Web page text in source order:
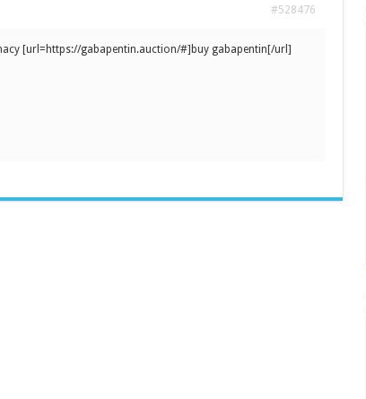
#528476
[url=https://gabapentin.auction/#]buy gabapentin[/url]